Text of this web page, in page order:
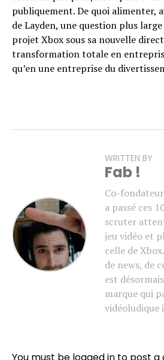
publiquement. De quoi alimenter,
de Layden, une question plus
projet Xbox sous sa nouvelle
transformation totale en
qu’en une entreprise du
WRITTEN BY
Fab !
Co-
a passé ces
scruter
jeu vidéo et
celle de
de news, de
est
marque qui
vidéoludique